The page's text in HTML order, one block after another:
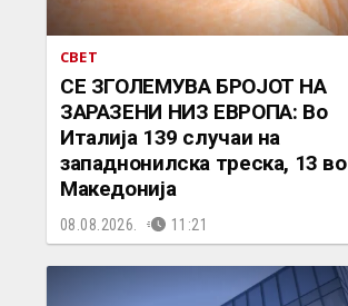
СВЕТ
СЕ ЗГОЛЕМУВА БРОЈОТ НА
ЗАРАЗЕНИ НИЗ ЕВРОПА: Во
Италија 139 случаи на
западнонилска треска, 13 во
Македонија
08.08.2026. 11:21